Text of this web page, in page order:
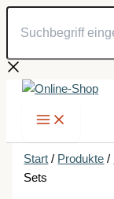
Inhalt
Suchbegriff
eingeben
Entertaste
drücken
Start / Produkte /
Sets